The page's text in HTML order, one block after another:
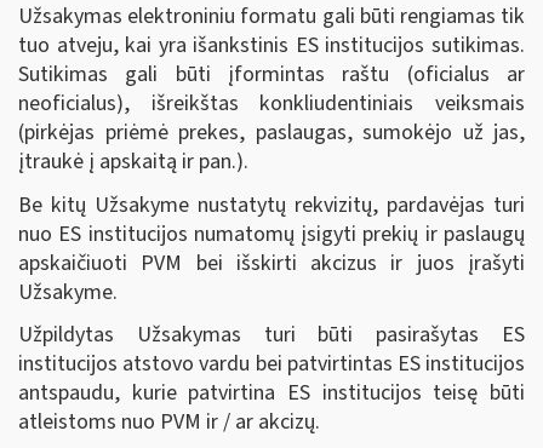
Užsakymas elektroniniu formatu gali būti rengiamas tik
tuo atveju, kai yra išankstinis ES institucijos sutikimas.
Sutikimas gali būti įformintas raštu (oficialus ar
neoficialus), išreikštas konkliudentiniais veiksmais
(pirkėjas priėmė prekes, paslaugas, sumokėjo už jas,
įtraukė į apskaitą ir pan.).
Be kitų Užsakyme nustatytų rekvizitų, pardavėjas turi
nuo ES institucijos numatomų įsigyti prekių ir paslaugų
apskaičiuoti PVM bei išskirti akcizus ir juos įrašyti
Užsakyme.
Užpildytas Užsakymas turi būti pasirašytas ES
institucijos atstovo vardu bei patvirtintas ES institucijos
antspaudu, kurie patvirtina ES institucijos teisę būti
atleistoms nuo PVM ir / ar akcizų.